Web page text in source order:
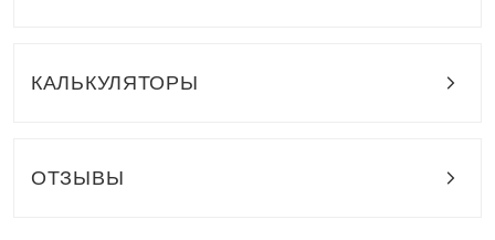
КАЛЬКУЛЯТОРЫ
ОТЗЫВЫ